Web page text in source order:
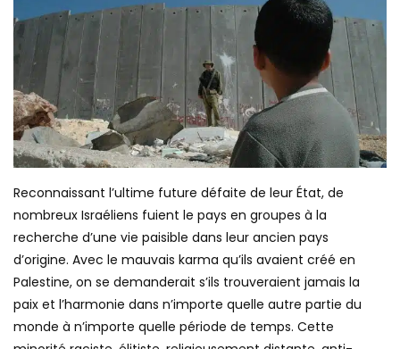
Reconnaissant l’ultime future défaite de leur État, de
nombreux Israéliens fuient le pays en groupes à la
recherche d’une vie paisible dans leur ancien pays
d’origine. Avec le mauvais karma qu’ils avaient créé en
Palestine, on se demanderait s’ils trouveraient jamais la
paix et l’harmonie dans n’importe quelle autre partie du
monde à n’importe quelle période de temps. Cette